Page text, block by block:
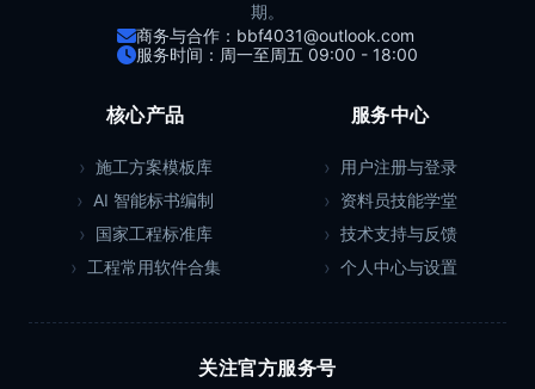
期。
商务与合作：bbf4031@outlook.com
服务时间：周一至周五 09:00 - 18:00
核心产品
施工方案模板库
AI 智能标书编制
国家工程标准库
工程常用软件合集
服务中心
用户注册与登录
资料员技能学堂
技术支持与反馈
个人中心与设置
关注官方服务号